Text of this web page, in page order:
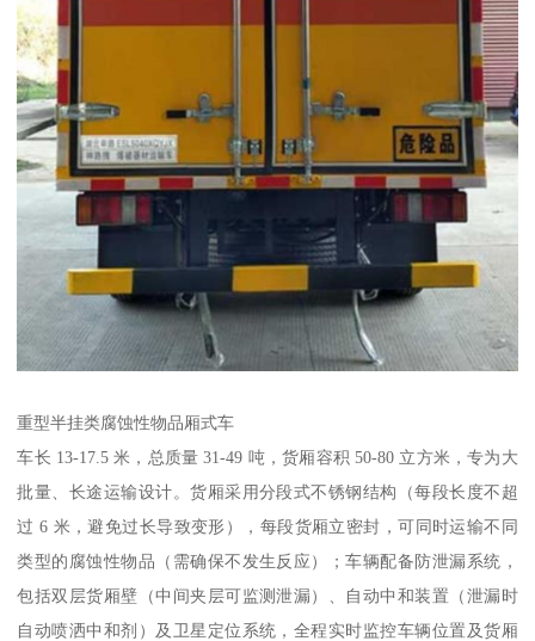
重型半挂类腐蚀性物品厢式车​
车长 13-17.5 米，总质量 31-49 吨，货厢容积 50-80 立方米，专为大
批量、长途运输设计。货厢采用分段式不锈钢结构（每段长度不超
过 6 米，避免过长导致变形），每段货厢立密封，可同时运输不同
类型的腐蚀性物品（需确保不发生反应）；车辆配备防泄漏系统，
包括双层货厢壁（中间夹层可监测泄漏）、自动中和装置（泄漏时
自动喷洒中和剂）及卫星定位系统，全程实时监控车辆位置及货厢